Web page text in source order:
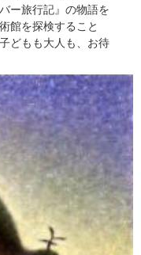
ー旅行記』の物語を
館を探検すること
どもも大人も、お待